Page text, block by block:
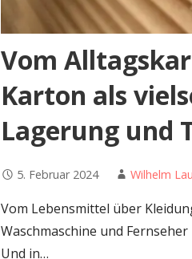
Vom
Karton als
Lagerung und
5. Februar 2024 Wilhelm
Vom Lebensmittel über
Waschmaschine und
Und in…